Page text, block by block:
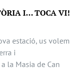
I… TOCA VI!
estació, us volem
i
la Masia de Can